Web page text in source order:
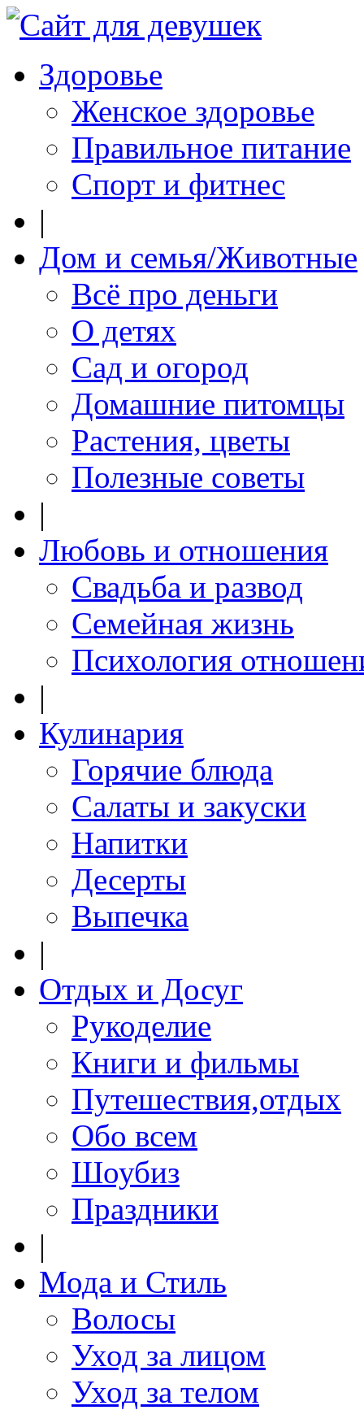
Здоровье
Женское здоровье
Правильное питание
Спорт и фитнес
|
Дом и семья/Животные
Всё про деньги
О детях
Сад и огород
Домашние питомцы
Растения, цветы
Полезные советы
|
Любовь и отношения
Свадьба и развод
Семейная жизнь
Психология
|
Кулинария
Горячие блюда
Салаты и закуски
Напитки
Десерты
Выпечка
|
Отдых и Досуг
Рукоделие
Книги и фильмы
Путешествия,отдых
Обо всем
Шоубиз
Праздники
|
Мода и Стиль
Волосы
Уход за лицом
Уход за телом